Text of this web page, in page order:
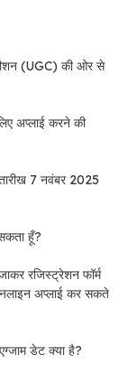
(UGC) की ओर से
अप्लाई करने की
7 नवंबर 2025
हूँ?
रजिस्ट्रेशन फॉर्म
अप्लाई कर सकते
डेट क्या है?